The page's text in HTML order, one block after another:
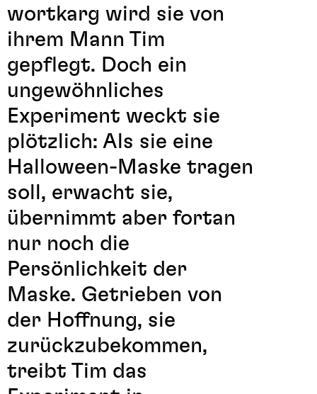
wortkarg wird sie von
ihrem Mann Tim
gepflegt. Doch ein
ungewöhnliches
Experiment weckt sie
plötzlich: Als sie eine
Halloween-Maske tragen
soll, erwacht sie,
übernimmt aber fortan
nur noch die
Persönlichkeit der
Maske. Getrieben von
der Hoffnung, sie
zurückzubekommen,
treibt Tim das